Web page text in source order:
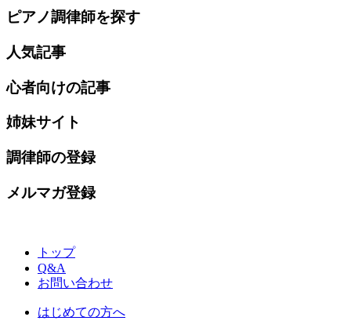
ピアノ調律師を探す
人気記事
心者向けの記事
姉妹サイト
調律師の登録
メルマガ登録
トップ
Q&A
お問い合わせ
はじめての方へ